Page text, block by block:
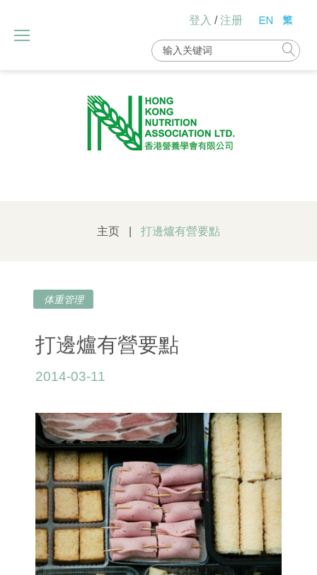
content
登入 /注册
Search
for:
主页 打邊爐有營要點
体重管理
打邊爐有營要點
2014-03-11